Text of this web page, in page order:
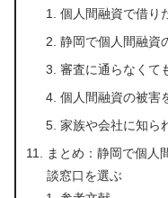
個人間融資で借り
静岡で個人間融資
審査に通らなくて
個人間融資の被害
家族や会社に知ら
まとめ：静岡で個人
談窓口を選ぶ